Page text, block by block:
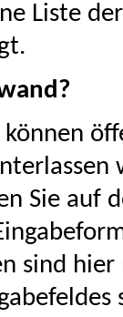
Liste
Sie auf
sind